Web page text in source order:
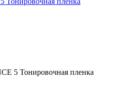
5 Тонировочная пленка